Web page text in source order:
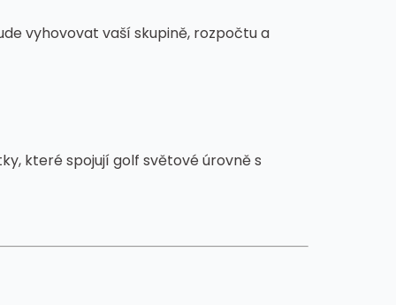
vyhovovat vaší skupině, rozpočtu a
které spojují golf světové úrovně s